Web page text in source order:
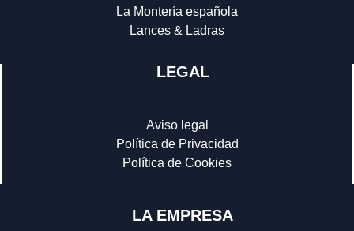
La Montería española
Lances & Ladras
LEGAL
Aviso legal
Política de Privacidad
Política de Cookies
LA EMPRESA